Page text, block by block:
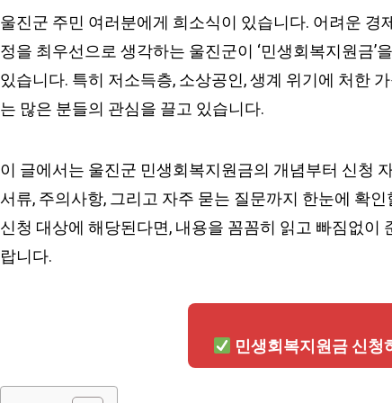
울진군 주민 여러분에게 희소식이 있습니다. 어려운 경
정을 최우선으로 생각하는 울진군이 ‘민생회복지원금’
있습니다. 특히 저소득층, 소상공인, 생계 위기에 처한
는 많은 분들의 관심을 끌고 있습니다.
이 글에서는 울진군 민생회복지원금의 개념부터 신청
서류, 주의사항, 그리고 자주 묻는 질문까지 한눈에 확
신청 대상에 해당된다면, 내용을 꼼꼼히 읽고 빠짐없이
랍니다.
민생회복지원금 신청